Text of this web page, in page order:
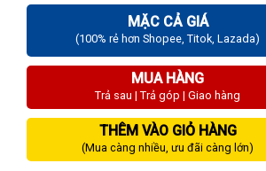
MẶC CẢ GIÁ
(100% rẻ hơn Shopee, Titok, Lazada)
MUA HÀNG
Trả sau | Trả góp | Giao hàng
THÊM VÀO GIỎ HÀNG
(Mua càng nhiều, ưu đãi càng lớn)